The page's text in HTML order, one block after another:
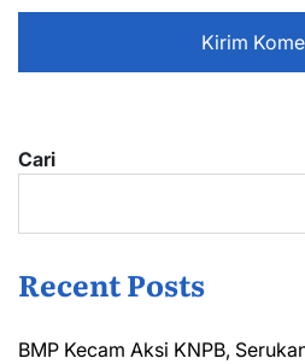
Cari
Recent Posts
BMP Kecam Aksi KNPB,